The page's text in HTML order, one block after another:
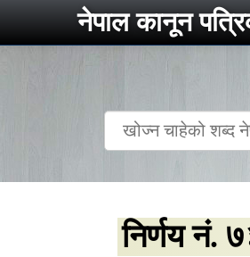
नेपाल कानून
निर्णय नं.